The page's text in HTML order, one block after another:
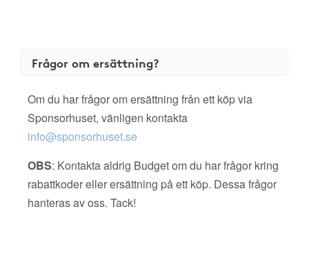
Frågor om ersättning?
Om du har frågor om ersättning från ett köp via
Sponsorhuset, vänligen kontakta
info@sponsorhuset.se
OBS: Kontakta aldrig Budget om du har frågor kring
rabattkoder eller ersättning på ett köp. Dessa frågor
hanteras av oss. Tack!